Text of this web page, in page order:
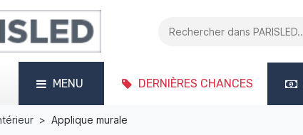
MENU DERNIÈRES CHANCES
Applique murale